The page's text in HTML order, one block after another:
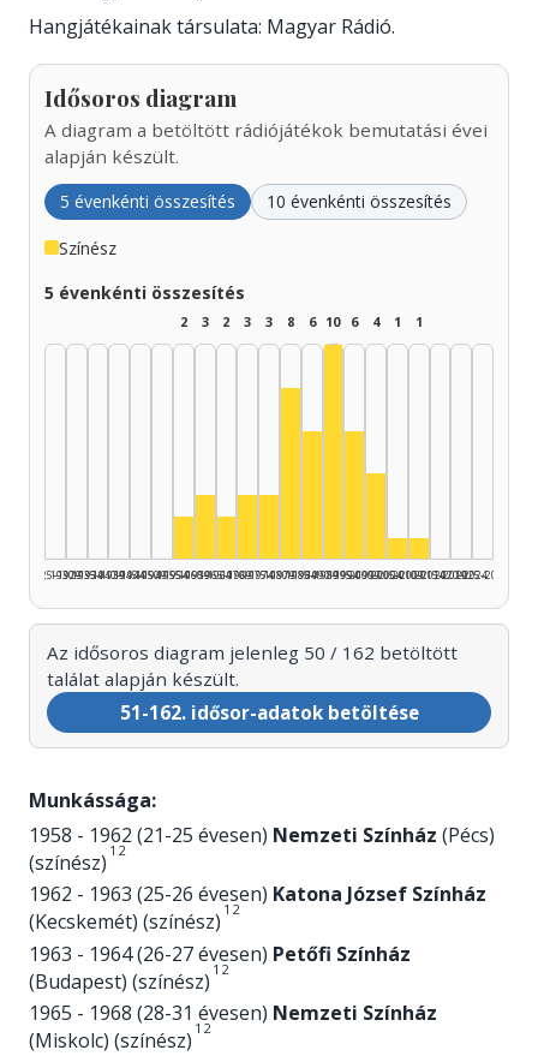
Hangjátékainak társulata: Magyar Rádió.
Idősoros diagram
A diagram a betöltött rádiójátékok bemutatási évei
alapján készült.
5 évenkénti összesítés 10 évenkénti összesítés
Színész
5 évenkénti összesítés
1925–1929
1930–1934
1935–1939
1940–1944
1945–1949
1950–1954
2
1955–1959
3
Színész, 1960–1964: 3
1960–1964
2
1965–1969
3
Színész, 1970–1974: 3
1970–1974
3
Színész, 1975–1979: 3
1975–1979
8
1980–1984
6
1985–1989
10
1990–1994
6
1995–1999
4
2000–2004
1
Színész,
2005–2009
1
Színész,
2010–2014
2015–2019
2020–2024
2025–2026
Az idősoros diagram jelenleg 50 / 162 betöltött
találat alapján készült.
51-162. idősor-adatok betöltése
Munkássága:
1958 - 1962 (21-25 évesen) Nemzeti Színház (Pécs)
(színész) 1 2
1962 - 1963 (25-26 évesen) Katona József Színház
(Kecskemét) (színész) 1 2
1963 - 1964 (26-27 évesen) Petőfi Színház
(Budapest) (színész) 1 2
1965 - 1968 (28-31 évesen) Nemzeti Színház
(Miskolc) (színész) 1 2